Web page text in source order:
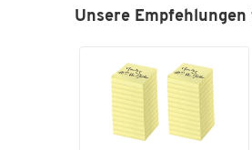
Unsere Empfehlungen